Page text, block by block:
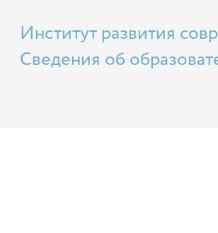
Институт развития
Сведения об